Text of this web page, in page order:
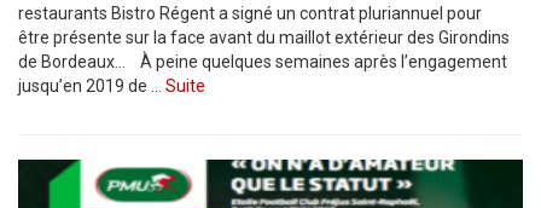
restaurants Bistro Régent a signé un contrat pluriannuel pour
être présente sur la face avant du maillot extérieur des Girondins
de Bordeaux… À peine quelques semaines après l’engagement
jusqu’en 2019 de … Suite